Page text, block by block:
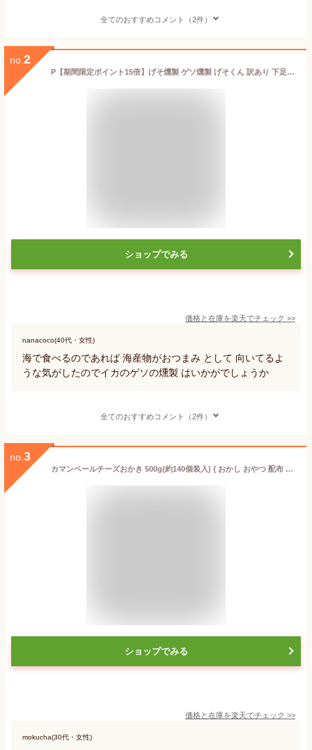
全てのおすすめコメント（2件）
no. 2
P【期間限定ポイント15倍】げそ燻製 ゲソ燻製 げそくん 訳あり 下足 メガ盛り 珍味 乾き物 200g いかげそ 送料無料 酒の肴 在宅 おつまみ ポイント消化 お試し メール便 ビール ワイン おつまみセット 詰め合わせ ギフト 2026
ショップでみる
価格と在庫を楽天でチェック >>
nanacoco(40代・女性)
海で食べるのであれば 海産物がおつまみ として 向いてるよ
うな気がしたのでイカのゲソの燻製 はいかがでしょうか
全てのおすすめコメント（2件）
no. 3
カマンベールチーズおかき 500g(約140個装入) { おかし おやつ 配布 おつまみ 個包装 業務用 お祭り 縁日 }{ 駄菓子 お菓子 おかき おせんべい チーズ チーズおかき カマンベール }[26C25]{配送区分D} 送料無料(※沖縄・離島発送不可)
ショップでみる
価格と在庫を楽天でチェック >>
mokucha(30代・女性)